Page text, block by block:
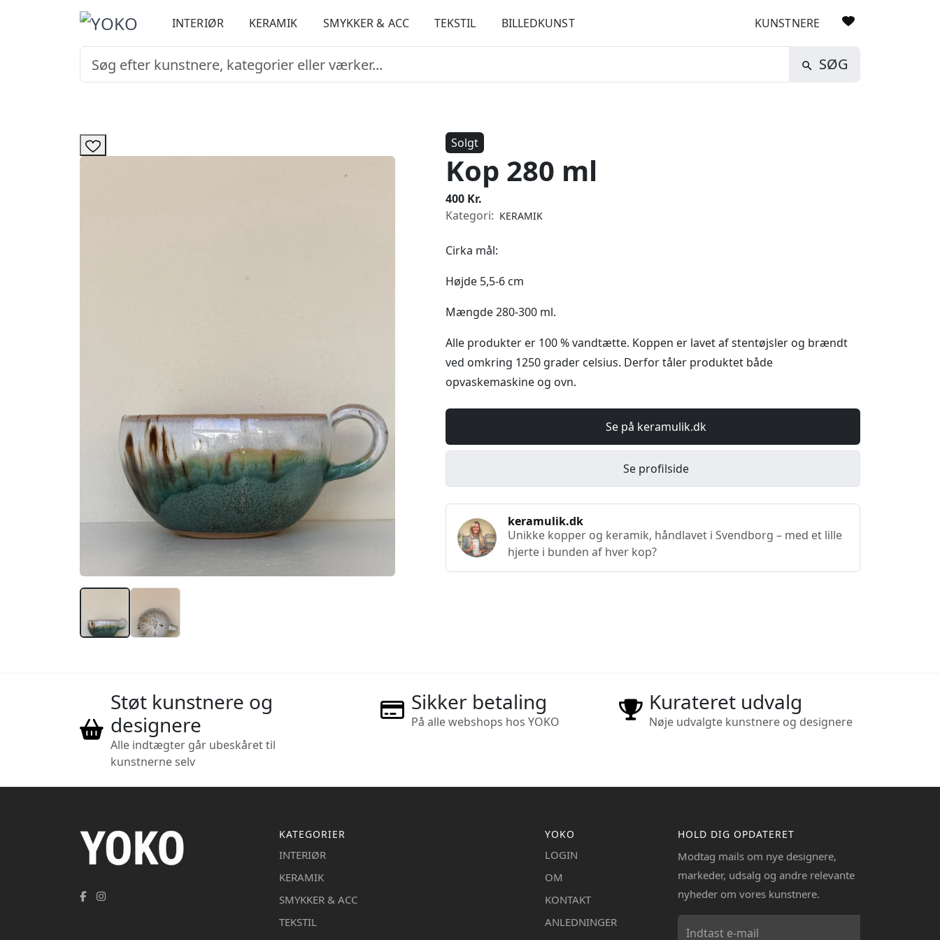
INTERIØR KERAMIK SMYKKER & ACC TEKSTIL BILLEDKUNST KUNSTNERE
SØG
Solgt
Kop 280 ml
400 Kr.
Kategori: KERAMIK
Cirka mål:
Højde 5,5-6 cm
Mængde 280-300 ml.
Alle produkter er 100 % vandtætte. Koppen er lavet af stentøjsler og brændt
ved omkring 1250 grader celsius. Derfor tåler produktet både
opvaskemaskine og ovn.
Se på keramulik.dk
Se profilside
keramulik.dk
Unikke kopper og keramik, håndlavet i Svendborg – med et lille
hjerte i bunden af hver kop?
Støt kunstnere og
designere
Alle indtægter går ubeskåret til
kunstnerne selv
Sikker betaling
På alle webshops hos YOKO
Kurateret udvalg
Nøje udvalgte kunstnere og designere
KATEGORIER
INTERIØR
KERAMIK
SMYKKER & ACC
TEKSTIL
YOKO
LOGIN
OM
KONTAKT
ANLEDNINGER
HOLD DIG OPDATERET
Modtag mails om nye designere,
markeder, udsalg og andre relevante
nyheder om vores kunstnere.